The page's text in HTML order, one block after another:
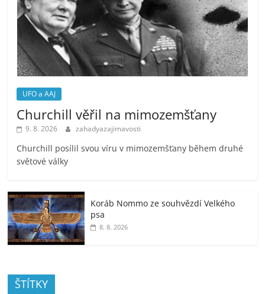
UFO a AAJ
Churchill věřil na mimozemšťany
9. 8. 2026 zahadyazajimavosti
Churchill posílil svou víru v mimozemšťany během druhé
světové války
Koráb Nommo ze souhvězdí Velkého
psa
8. 8. 2026
ŠTÍTKY